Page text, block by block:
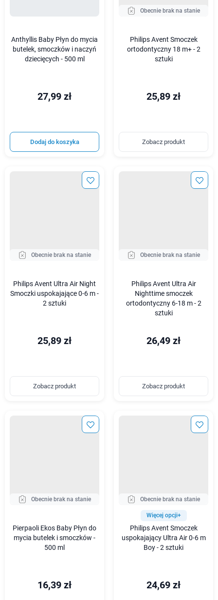
Anthyllis Baby Płyn do mycia
butelek, smoczków i naczyń
dziecięcych - 500 ml
27,99 zł
Dodaj do koszyka
Obecnie brak na stanie
Philips Avent Smoczek
ortodontyczny 18 m+ - 2
sztuki
25,89 zł
Zobacz produkt
Obecnie brak na stanie
Philips Avent Ultra Air Night
Smoczki uspokajające 0-6 m -
2 sztuki
25,89 zł
Zobacz produkt
Obecnie brak na stanie
Philips Avent Ultra Air
Nighttime smoczek
ortodontyczny 6-18 m - 2
sztuki
26,49 zł
Zobacz produkt
Obecnie brak na stanie
Pierpaoli Ekos Baby Płyn do
mycia butelek i smoczków -
500 ml
16,39 zł
Obecnie brak na stanie
Więcej opcji+
Philips Avent Smoczek
uspokajający Ultra Air 0-6 m
Boy - 2 sztuki
24,69 zł